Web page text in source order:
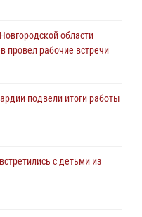
203 выезда на
"Радио53" от 30
телефонную «горячую
области
провел рабочие встречи
подвели итоги работы
с детьми из